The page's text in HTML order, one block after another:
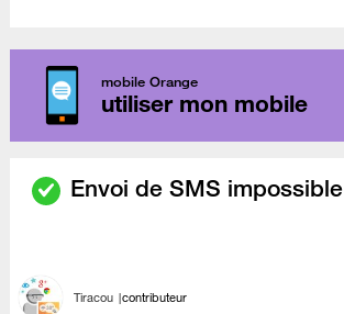
mobile Orange
utiliser mon mobile
Envoi de SMS impossible
Tiracou contributeur